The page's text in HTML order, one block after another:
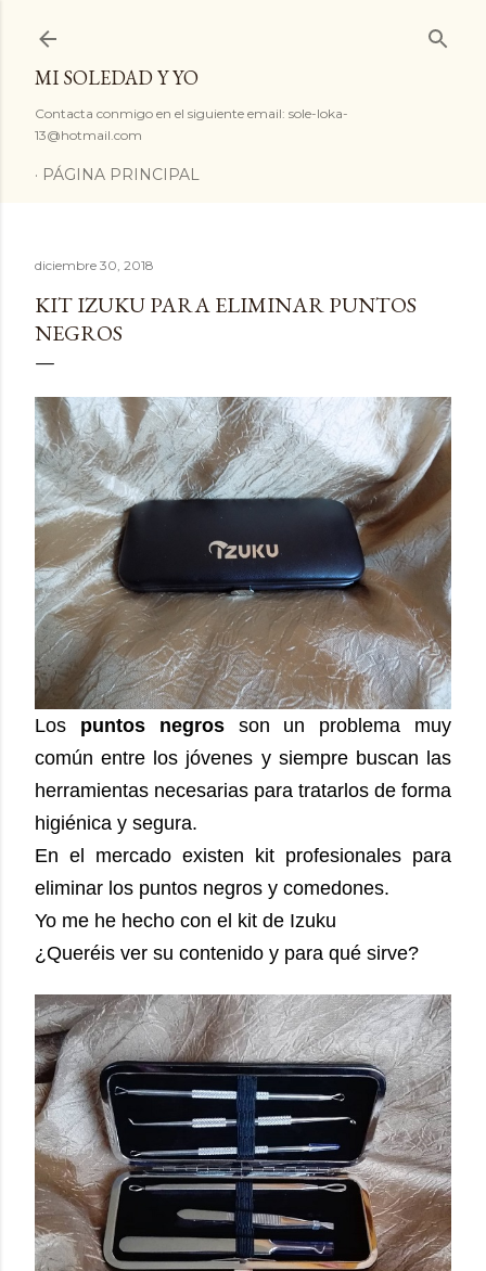
MI SOLEDAD Y YO
Contacta conmigo en el siguiente email: sole-loka-
13@hotmail.com
PÁGINA PRINCIPAL
diciembre 30, 2018
KIT IZUKU PARA ELIMINAR PUNTOS
NEGROS
Los puntos negrosson un problema muy
común entre los jóvenes y siempre buscan las
herramientas necesarias para tratarlos de forma
higiénica y segura.
En el mercado existen kit profesionales para
eliminar los puntos negros y comedones.
Yo me he hecho con el kit de Izuku
¿Queréis ver su contenido y para qué sirve?